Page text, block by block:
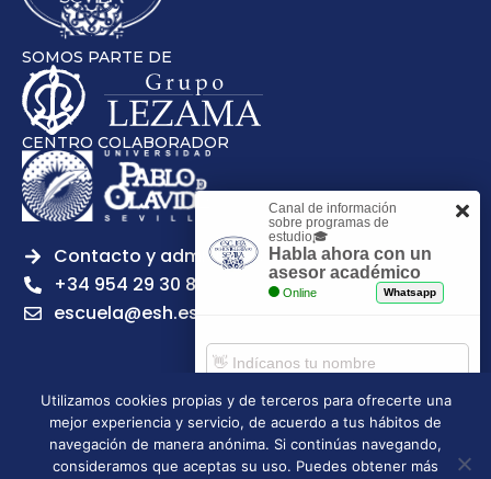
SOMOS PARTE DE
CENTRO COLABORADOR
Contacto y admisiones
+34 954 29 30 81
escuela@esh.es
Aviso legal Política de Privacidad
Política de Cookies
Política de calidad
Tablón de anuncios
Utilizamos cookies propias y de terceros para ofrecerte una
mejor experiencia y servicio, de acuerdo a tus hábitos de
navegación de manera anónima. Si continúas navegando,
consideramos que aceptas su uso. Puedes obtener más
Canal de información
sobre programas de
estudio🎓
Habla ahora con un
asesor académico
Online Whatsapp
Comenzar chat